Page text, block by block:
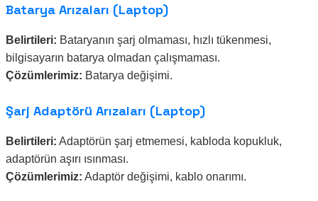
Batarya Arızaları (Laptop)
Belirtileri: Bataryanın şarj olmaması, hızlı tükenmesi,
bilgisayarın batarya olmadan çalışmaması.
Çözümlerimiz: Batarya değişimi.
Şarj Adaptörü Arızaları (Laptop)
Belirtileri: Adaptörün şarj etmemesi, kabloda kopukluk,
adaptörün aşırı ısınması.
Çözümlerimiz: Adaptör değişimi, kablo onarımı.